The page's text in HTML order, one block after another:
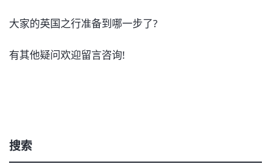
大家的英国之行准备到哪一步了?
有其他疑问欢迎留言咨询!
搜索